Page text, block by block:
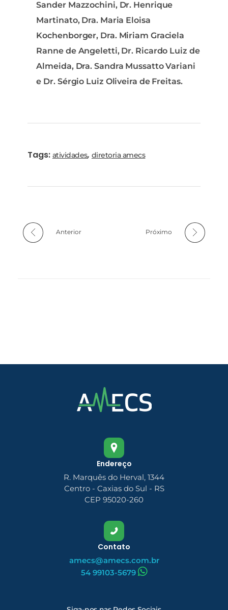
Sander Mazzochini, Dr. Henrique
Martinato, Dra. Maria Eloisa
Kochenborger, Dra. Miriam Graciela
Ranne de Angeletti, Dr. Ricardo Luiz de
Almeida, Dra. Sandra Mussatto Variani
e Dr. Sérgio Luiz Oliveira de Freitas.
Tags: atividades, diretoria amecs
Anterior Próximo
Endereço
R. Marquês do Herval, 1344
Centro - Caxias do Sul - RS
CEP 95020-260
Contato
amecs@amecs.com.br
54 99103-5679